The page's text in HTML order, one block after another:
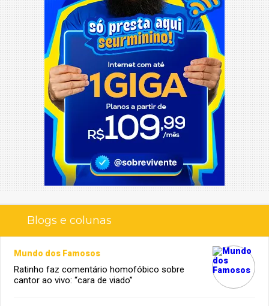
Blogs e colunas
Mundo dos Famosos
Ratinho faz comentário homofóbico sobre
cantor ao vivo: “cara de viado”